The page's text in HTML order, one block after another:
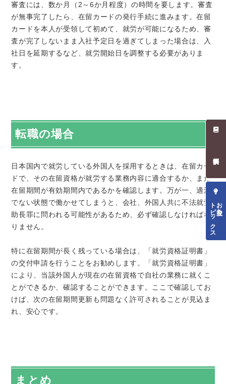
審査には、数か月（ 2 ～ 6か月程度）の時間を要します。審査
が無事完了したら、在留カードの発行手続に進みます。在留
カードを本人が受領して初めて、就労が可能になるため、審
査が完了しないまま入社予定日を過ぎてしまった場合は、入
社日を延期するなど、就労開始日を調整する必要がありま
す。
転職の場合
日本国内で就労している外国人を採用するときは、在留カー
ドで、その在留資格が就労する業務内容に適合するか、また
在留期間が有効期間内であるかを確認します。万が一、適法
でない状態で働かせてしまうと、会社、外国人共に不法就労
助長罪に問われる可能性があるため、必ず確認しなければな
りません。
特に在留期間が長く残っている場合は、「就労資格証明書」
の交付申請を行うことをお勧めします。「就労資格証明書」
により、当該外国人が現在の在留資格で自社の業務に就くこ
とができるか、確認することができます。ここで確認してお
けば、次の在留期間更新も問題なく許可されることが見込ま
れ、安心です。
まとめ
お役立ち
トピックス